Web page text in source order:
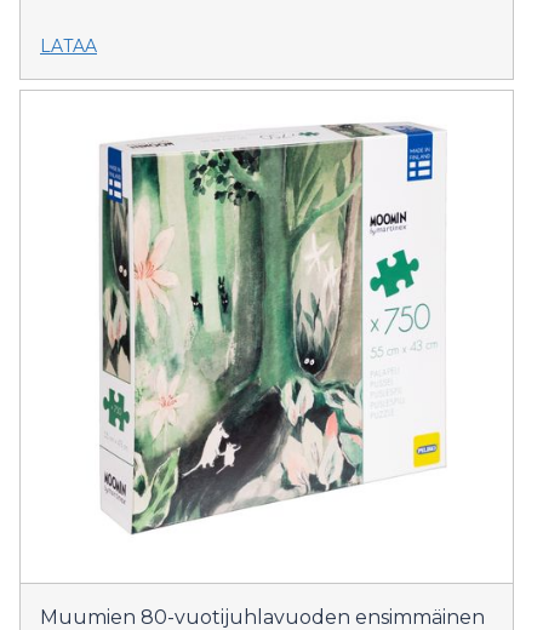
LATAA
Muumien 80-vuotijuhlavuoden ensimmäinen